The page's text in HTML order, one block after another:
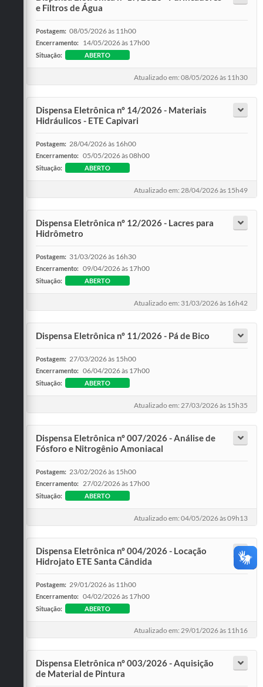
e Filtros de Água
Postagem: 08/05/2026 às 11h00
Encerramento: 14/05/2026 às 17h00
Situação: ABERTO
Atualizado em: 08/05/2026 às 11h30
Dispensa Eletrônica nº 14/2026 - Materiais
Hidráulicos - ETE Capivari
Postagem: 28/04/2026 às 16h00
Encerramento: 05/05/2026 às 08h00
Situação: ABERTO
Atualizado em: 28/04/2026 às 15h49
Dispensa Eletrônica nº 12/2026 - Lacres para
Hidrômetro
Postagem: 31/03/2026 às 16h30
Encerramento: 09/04/2026 às 17h00
Situação: ABERTO
Atualizado em: 31/03/2026 às 16h42
Dispensa Eletrônica nº 11/2026 - Pá de Bico
Postagem: 27/03/2026 às 15h00
Encerramento: 06/04/2026 às 17h00
Situação: ABERTO
Atualizado em: 27/03/2026 às 15h35
Dispensa Eletrônica nº 007/2026 - Análise de
Fósforo e Nitrogênio Amoniacal
Postagem: 23/02/2026 às 15h00
Encerramento: 27/02/2026 às 17h00
Situação: ABERTO
Atualizado em: 04/05/2026 às 09h13
Dispensa Eletrônica nº 004/2026 - Locação
Hidrojato ETE Santa Cândida
Postagem: 29/01/2026 às 11h00
Encerramento: 04/02/2026 às 17h00
Situação: ABERTO
Atualizado em: 29/01/2026 às 11h16
Dispensa Eletrônica nº 003/2026 - Aquisição
de Material de Pintura